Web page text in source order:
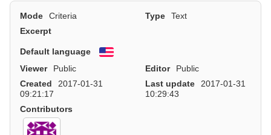
Mode Criteria Type
Text
Excerpt
Default language
English
Viewer
Public Editor
Public
Created
2017-01-31
09:21:17
Last update
2017-01-31
10:29:43
Contributors